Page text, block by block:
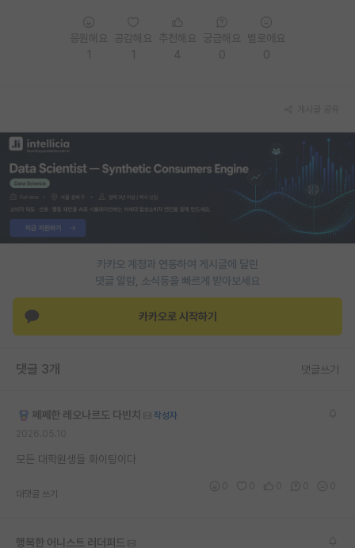
인문사회 계열 게시판
특수/전문대학원 게시판
반도체/AI 게시판
장학금/장학생 게시판
학술 정보 게시판
홍보 게시판
유학교육
반도체 아카데미
재팬라운지 🌸
카카오 계정과 연동하여 게시글에 달린
댓글 알람, 소식등을 빠르게 받아보세요
카카오로 시작하기
댓글 3개 댓글쓰기
쩨쩨한 레오나르도 다빈치
작성자
모든 대학원생들 화이팅이다
대댓글 쓰기
행복한 어니스트 러더퍼드